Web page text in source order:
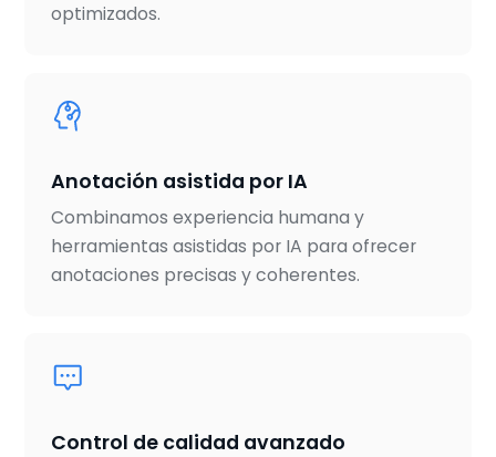
optimizados.
Anotación asistida por IA
Combinamos experiencia humana y
herramientas asistidas por IA para ofrecer
anotaciones precisas y coherentes.
Control de calidad avanzado